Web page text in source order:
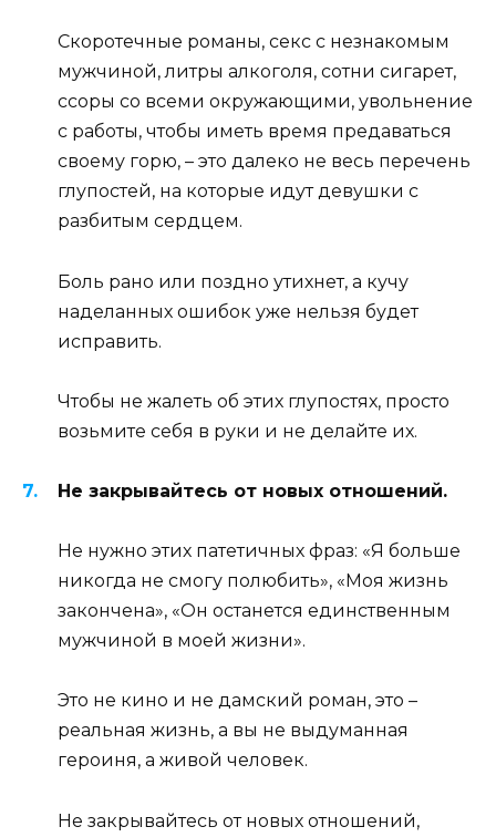
Скоротечные романы, секс с незнакомым
мужчиной, литры алкоголя, сотни сигарет,
ссоры со всеми окружающими, увольнение
с работы, чтобы иметь время предаваться
своему горю, – это далеко не весь перечень
глупостей, на которые идут девушки с
разбитым сердцем.
Боль рано или поздно утихнет, а кучу
наделанных ошибок уже нельзя будет
исправить.
Чтобы не жалеть об этих глупостях, просто
возьмите себя в руки и не делайте их.
Не закрывайтесь от новых отношений.
Не нужно этих патетичных фраз: «Я больше
никогда не смогу полюбить», «Моя жизнь
закончена», «Он останется единственным
мужчиной в моей жизни».
Это не кино и не дамский роман, это –
реальная жизнь, а вы не выдуманная
героиня, а живой человек.
Не закрывайтесь от новых отношений,